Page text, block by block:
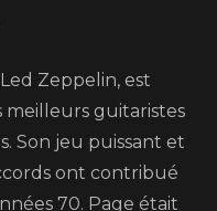
Zeppelin, est
meilleurs guitaristes
Son jeu puissant et
ont contribué
70. Page était